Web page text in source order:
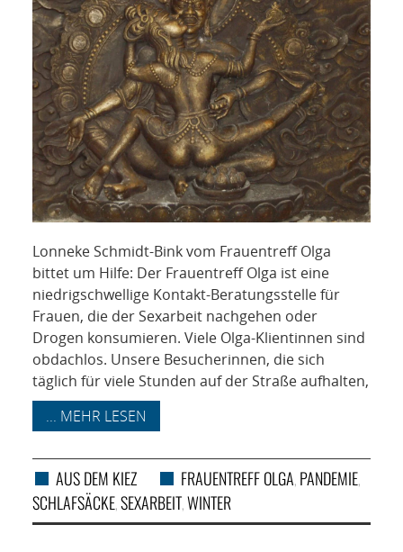
Lonneke Schmidt-Bink vom Frauentreff Olga
bittet um Hilfe: Der Frauentreff Olga ist eine
niedrigschwellige Kontakt-Beratungsstelle für
Frauen, die der Sexarbeit nachgehen oder
Drogen konsumieren. Viele Olga-Klientinnen sind
obdachlos. Unsere Besucherinnen, die sich
täglich für viele Stunden auf der Straße aufhalten,
... MEHR LESEN
AUS DEM KIEZ FRAUENTREFF OLGA, PANDEMIE,
SCHLAFSÄCKE,SEXARBEIT,WINTER